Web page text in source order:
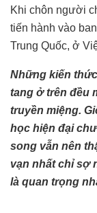
Khi chôn người
tiến hành vào
Trung Quốc, ở
Những kiến
tang ở trên đều
truyền miệng.
học hiện đại
song vẫn nên
vạn nhất chỉ sợ
là quan trọng